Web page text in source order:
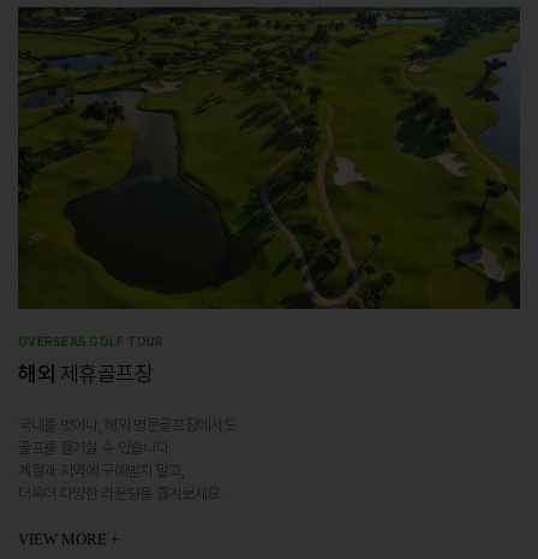
OVERSEAS GOLF TOUR
해외 제휴골프장
국내를 벗어나, 해외 명문골프장에서도
골프를 즐기실 수 있습니다.
계절과 지역에 구애받지 말고,
더욱더 다양한 라운딩을 즐겨보세요.
VIEW MORE +